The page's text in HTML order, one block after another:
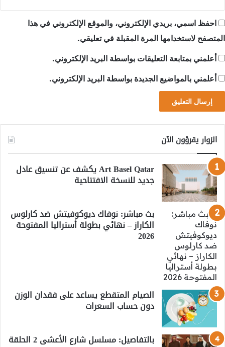
احفظ اسمي، بريدي الإلكتروني، والموقع الإلكتروني في هذا
المتصفح لاستخدامها المرة المقبلة في تعليقي.
أعلمني بمتابعة التعليقات بواسطة البريد الإلكتروني.
أعلمني بالمواضيع الجديدة بواسطة البريد الإلكتروني.
الزوار يقرؤون الآن
Art Basel Qatar يكشف عن تنسيق عادل
جديد للنسخة الافتتاحية
بث مباشر: نوفاك ديوكوفيتش ضد كارلوس
الكاراز – نهائي بطولة أستراليا المفتوحة
2026
الصيام المتقطع يساعد على فقدان الوزن
دون حساب السعرات
بالتفاصيل: مسلسل شارع الأعشى 2 الحلقة